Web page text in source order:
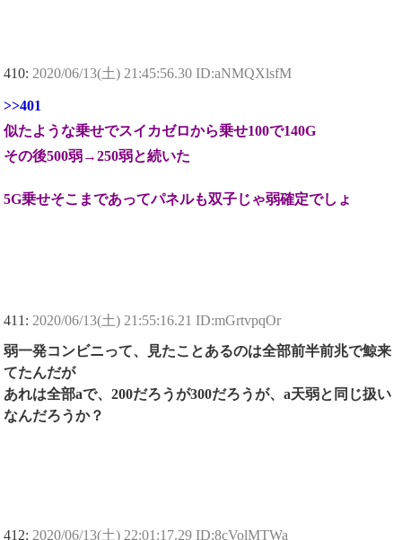
410: 2020/06/13(土) 21:45:56.30 ID:aNMQXlsfM
>>401
似たような乗せでスイカゼロから乗せ100で140G
その後500弱→250弱と続いた
5G乗せそこまであってパネルも双子じゃ弱確定でしょ
411: 2020/06/13(土) 21:55:16.21 ID:mGrtvpqOr
弱一発コンビニって、見たことあるのは全部前半前兆で鯨来
てたんだが
あれは全部aで、200だろうが300だろうが、a天弱と同じ扱い
なんだろうか？
412: 2020/06/13(土) 22:01:17.29 ID:8cVolMTWa